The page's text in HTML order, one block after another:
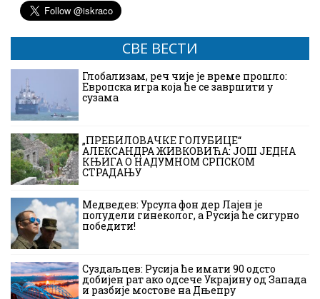
СВЕ ВЕСТИ
Глобализам, реч чије је време прошло:
Европска игра која ће се завршити у
сузама
„ПРЕБИЛОВАЧКЕ ГОЛУБИЦЕ“
АЛЕКСАНДРА ЖИВКОВИЋА: ЈОШ ЈЕДНА
КЊИГА О НАДУМНОМ СРПСКОМ
СТРАДАЊУ
Медведев: Урсула фон дер Лајен је
полудели гинеколог, а Русија ће сигурно
победити!
Суздаљцев: Русија ће имати 90 одсто
добијен рат ако одсече Украјину од Запада
и разбије мостове на Дњепру